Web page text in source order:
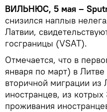
ВИЛЬНЮС, 5 мая –
снизился наплыв
Латвии,
госграницы (VSAT).
Отмечается, что в
января по март) в
вторичной миграции
иностранцев, из
проживания